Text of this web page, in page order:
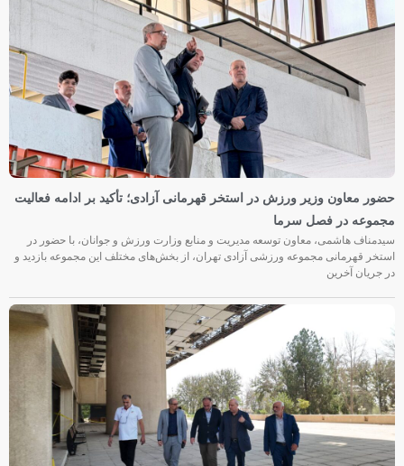
حضور معاون وزیر ورزش در استخر قهرمانی آزادی؛ تأکید بر ادامه فعالیت
مجموعه در فصل سرما
سیدمناف هاشمی، معاون توسعه مدیریت و منابع وزارت ورزش و جوانان، با حضور در
استخر قهرمانی مجموعه ورزشی آزادی تهران، از بخش‌های مختلف این مجموعه بازدید و
در جریان آخرین